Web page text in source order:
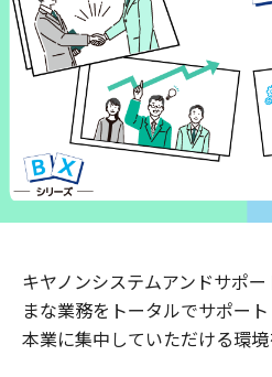
キヤノンシステムアンドサポ
まな業務をトータルでサポー
本業に集中していただける環境